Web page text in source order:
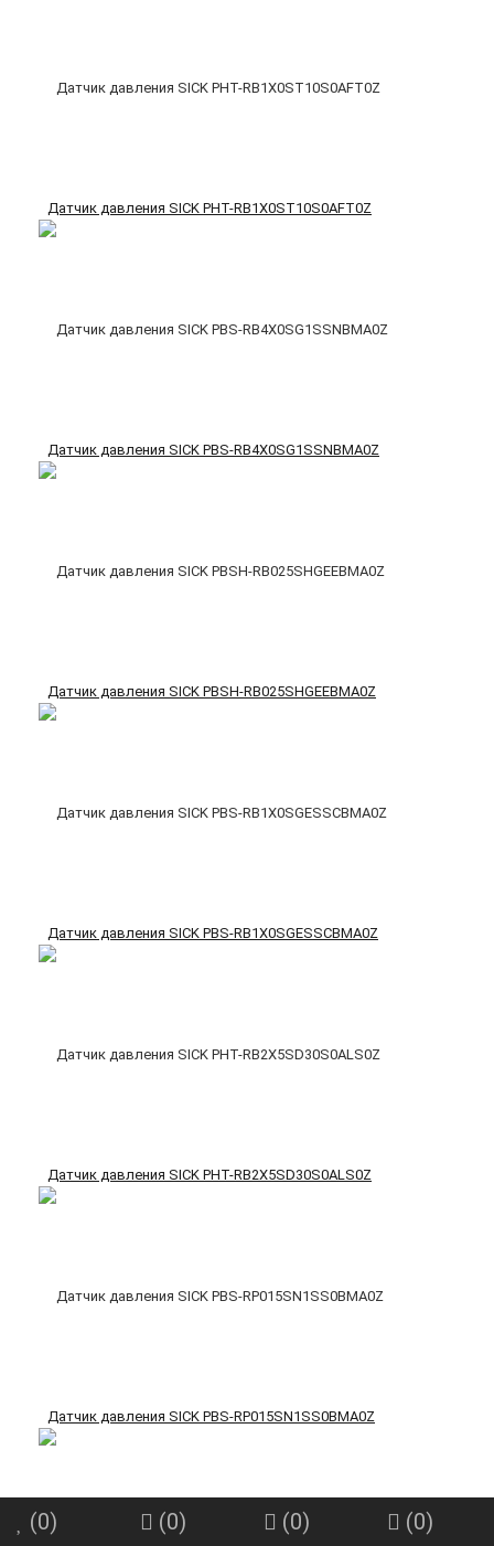
Датчик давления SICK PHT-RB1X0ST10S0AFT0Z
Датчик давления SICK PBS-RB4X0SG1SSNBMA0Z
Датчик давления SICK PBSH-RB025SHGEEBMA0Z
Датчик давления SICK PBS-RB1X0SGESSCBMA0Z
Датчик давления SICK PHT-RB2X5SD30S0ALS0Z
Датчик давления SICK PBS-RP015SN1SS0BMA0Z
(0) (0) (0) (0)